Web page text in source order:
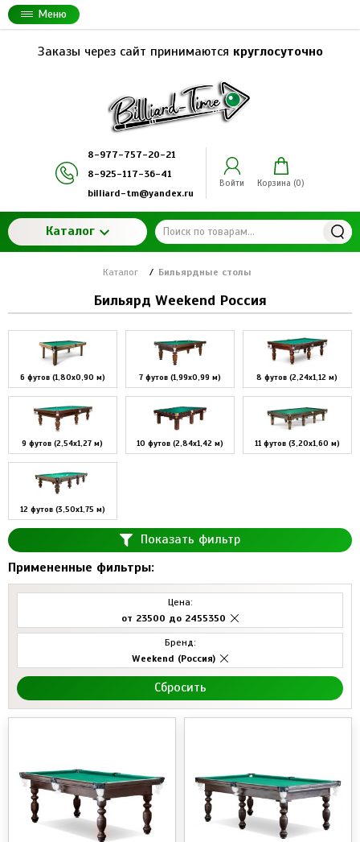
Меню
Заказы через сайт принимаются круглосуточно
8-977-757-20-21
8-925-117-36-41
billiard-tm@yandex.ru
Войти Корзина (0)
Каталог
Каталог / Бильярдные столы
Бильярд Weekend Россия
6 футов (1,80х0,90 м) 7 футов (1,99х0,99 м) 8 футов (2,24х1,12 м)
9 футов (2,54х1,27 м) 10 футов (2,84х1,42 м) 11 футов (3,20х1,60 м)
12 футов (3,50х1,75 м)
Показать фильтр
Примененные фильтры:
Цена:
от 23500 до 2455350
Бренд:
Weekend (Россия)
Cбросить